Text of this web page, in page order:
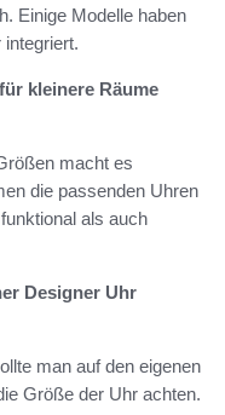
Einige Modelle haben
kleinere Räume
macht es
die passenden Uhren
als auch
Designer Uhr
man auf den eigenen
Größe der Uhr achten.